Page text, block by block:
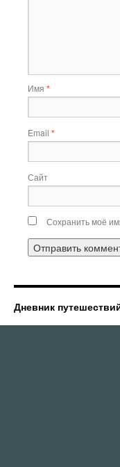
Имя *
Email *
Сайт
Сохранить моё
Дневник